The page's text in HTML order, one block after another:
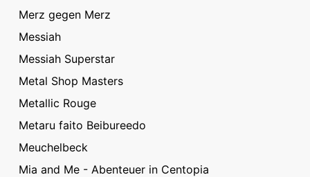
Merz gegen Merz
Messiah
Messiah Superstar
Metal Shop Masters
Metallic Rouge
Metaru faito Beibureedo
Meuchelbeck
Mia and Me - Abenteuer in Centopia